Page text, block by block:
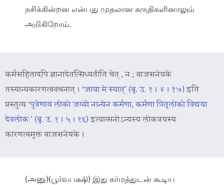
நசிக்கின்றன என்பது முதலான சுருதிகளினாலும்
அறிகிறோம்.
कर्मसहितादपि ज्ञानादेतत्सिध्यतीति चेत् , न ; वाजसनेयके
तस्यान्यकारणत्ववचनात् । ‘जाया मे स्यात्’ (बृ. उ. १ । ४ । १७) इति
प्रस्तुत्य‘पुत्रेणायं लोको जय्यो नान्येन कर्मणा, कर्मणा पितृलोको विद्यया
देवलोकः’ (बृ. उ. १ । ५ । १६) इत्यात्मनोऽन्यस्य लोकत्रयस्य
कारणत्वमुक्तं वाजसनेयके ।
(அனு)(பூர்வபக்ஷி) இது கர்மத்துடன் கூடிய